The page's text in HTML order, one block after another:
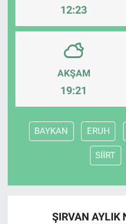
12:23
AKŞAM
19:21
BAYKAN ERUH
SİİRT
ŞIRVAN AYLIK